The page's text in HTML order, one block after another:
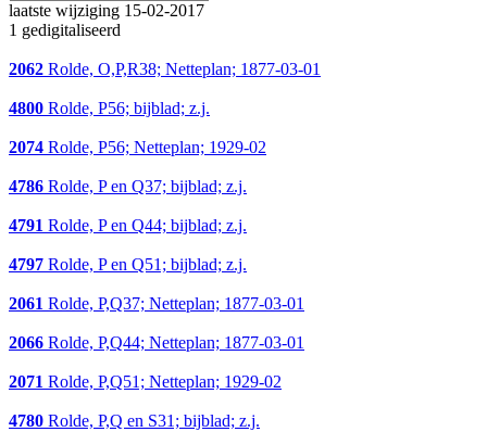
laatste wijziging 15-02-2017
1 gedigitaliseerd
2062 Rolde, O,P,R38; Netteplan; 1877-03-01
4800 Rolde, P56; bijblad; z.j.
2074 Rolde, P56; Netteplan; 1929-02
4786 Rolde, P en Q37; bijblad; z.j.
4791 Rolde, P en Q44; bijblad; z.j.
4797 Rolde, P en Q51; bijblad; z.j.
2061 Rolde, P,Q37; Netteplan; 1877-03-01
2066 Rolde, P,Q44; Netteplan; 1877-03-01
2071 Rolde, P,Q51; Netteplan; 1929-02
4780 Rolde, P,Q en S31; bijblad; z.j.